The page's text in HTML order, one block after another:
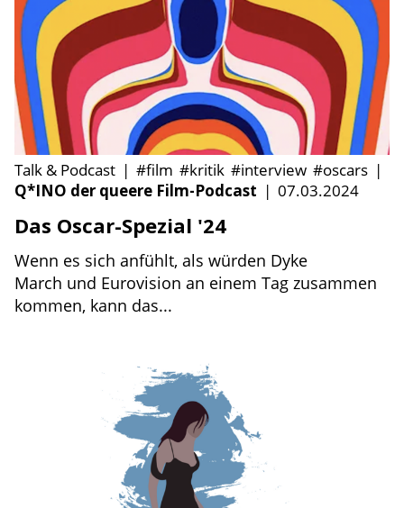
Talk & Podcast | #film #kritik #interview #oscars |
Q*INO der queere Film-Podcast | 07.03.2024
Das Oscar-Spezial '24
Wenn es sich anfühlt, als würden Dyke
March und Eurovision an einem Tag zusammen
kommen, kann das...